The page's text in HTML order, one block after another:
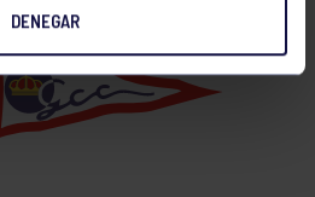
DENEGAR